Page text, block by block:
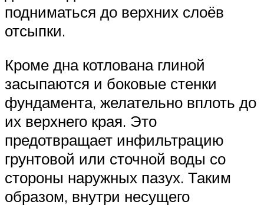
подниматься до верхних слоёв
отсыпки.
Кроме дна котлована глиной
засыпаются и боковые стенки
фундамента, желательно вплоть до
их верхнего края. Это
предотвращает инфильтрацию
грунтовой или сточной воды со
стороны наружных пазух. Таким
образом, внутри несущего